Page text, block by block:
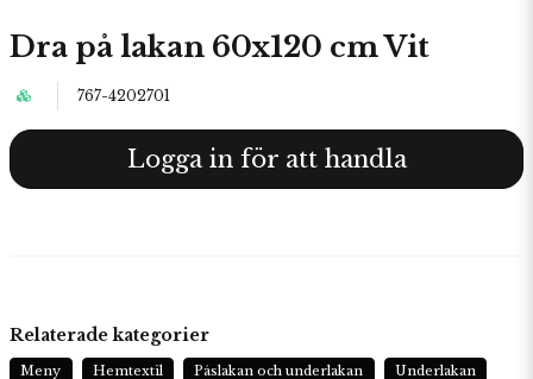
Dra på lakan 60x120 cm Vit
767-4202701
Logga in för att handla
Relaterade kategorier
Meny Hemtextil Påslakan och underlakan Underlakan